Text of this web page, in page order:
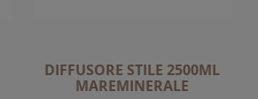
DIFFUSORE STILE 2500ML
MAREMINERALE